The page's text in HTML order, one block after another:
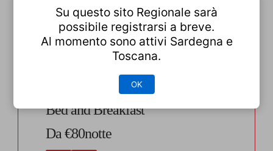
Bed and Breakfast
Da €80notte
Su questo sito Regionale sarà
possibile registrarsi a breve.
Al momento sono attivi Sardegna e
Toscana.
OK